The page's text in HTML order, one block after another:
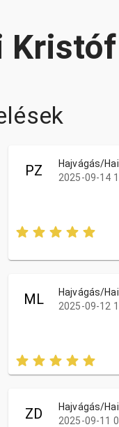
Kristóf
PZ
Hajvágás/
2025-09-14
ML
Hajvágás/
2025-09-12
ZD
Hajvágás/
2025-09-11